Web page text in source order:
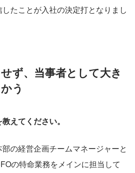
たことが入社の決定打となりまし
ず、当事者として大き
う
えてください。
の経営企画チームマネージャーと
の特命業務をメインに担当して